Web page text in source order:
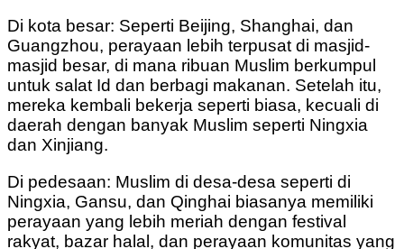
Di kota besar: Seperti Beijing, Shanghai, dan
Guangzhou, perayaan lebih terpusat di masjid-
masjid besar, di mana ribuan Muslim berkumpul
untuk salat Id dan berbagi makanan. Setelah itu,
mereka kembali bekerja seperti biasa, kecuali di
daerah dengan banyak Muslim seperti Ningxia
dan Xinjiang.
Di pedesaan: Muslim di desa-desa seperti di
Ningxia, Gansu, dan Qinghai biasanya memiliki
perayaan yang lebih meriah dengan festival
rakyat, bazar halal, dan perayaan komunitas yang